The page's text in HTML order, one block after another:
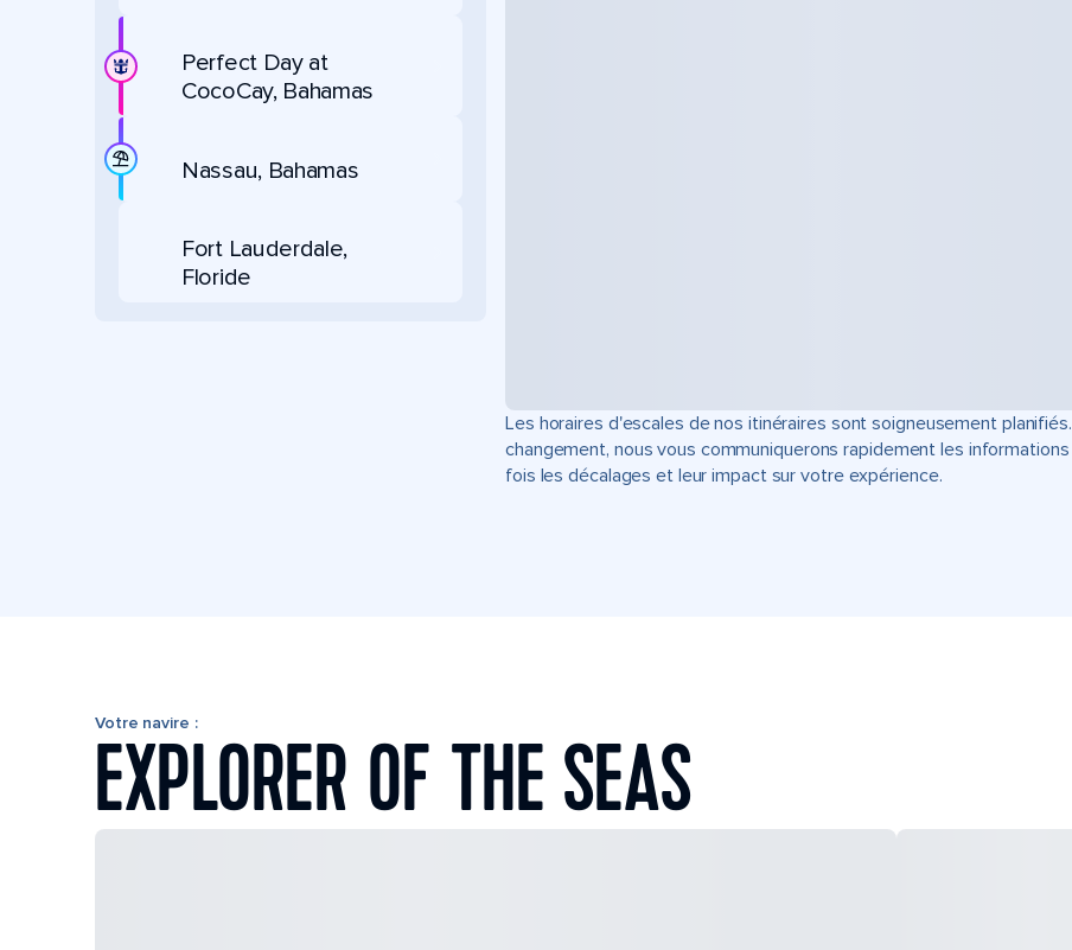
Perfect Day at
CocoCay, Bahamas
Nassau, Bahamas
Fort Lauderdale,
Floride
Les horaires d'escales de nos itinéraires sont soigneusement
changement, nous vous communiquerons rapidement les
fois les décalages et leur impact sur votre expérience.
Votre navire :
EXPLORER OF THE SEAS